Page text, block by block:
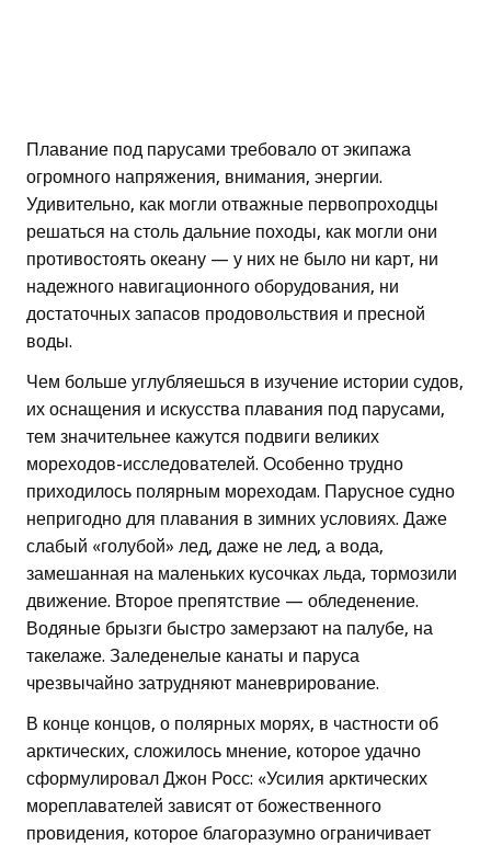
Плавание под парусами требовало от экипажа
огромного напряжения, внимания, энергии.
Удивительно, как могли отважные первопроходцы
решаться на столь дальние походы, как могли они
противостоять океану — у них не было ни карт, ни
надежного навигационного оборудования, ни
достаточных запасов продовольствия и пресной
воды.
Чем больше углубляешься в изучение истории судов,
их оснащения и искусства плавания под парусами,
тем значительнее кажутся подвиги великих
мореходов-исследователей. Особенно трудно
приходилось полярным мореходам. Парусное судно
непригодно для плавания в зимних условиях. Даже
слабый «голубой» лед, даже не лед, а вода,
замешанная на маленьких кусочках льда, тормозили
движение. Второе препятствие — обледенение.
Водяные брызги быстро замерзают на палубе, на
такелаже. Заледенелые канаты и паруса
чрезвычайно затрудняют маневрирование.
В конце концов, о полярных морях, в частности об
арктических, сложилось мнение, которое удачно
сформулировал Джон Росс: «Усилия арктических
мореплавателей зависят от божественного
провидения, которое благоразумно ограничивает